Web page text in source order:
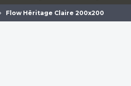
Flow Hêritage Claire 200x200